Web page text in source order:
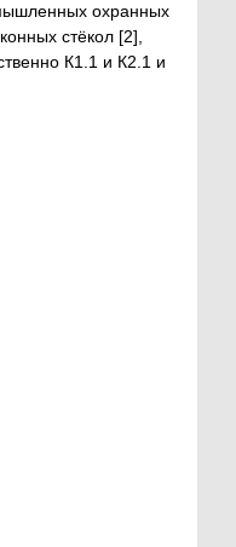
охранных
стёкол [2],
К1.1 и К2.1 и